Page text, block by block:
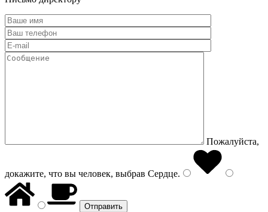
Пожалуйста,
докажите, что вы человек, выбрав Сердце.